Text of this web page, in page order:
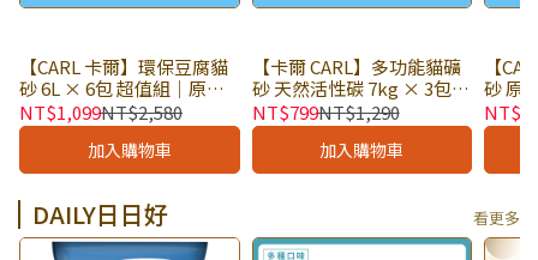
【CARL 卡爾】環保豆腐貓
砂 6L × 6包 超值組｜原味
綠茶 烏龍茶 活性碳 天然除
臭 凝結強 可沖馬桶｜獨立
NT$1,099NT$2,580
加入購物車
【卡爾 CARL】多功能貓礦
砂 天然活性碳 7kg × 3包
超值組｜低塵 低敏 不易崩
解 強效吸附除臭｜可獨立下
NT$799NT$1,290
加入購物車
【
砂 原
天然
｜獨
DAILY日日好 看更多